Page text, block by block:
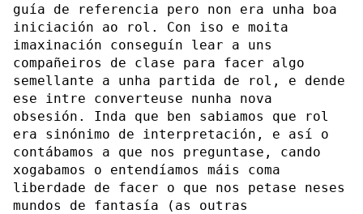
guía de referencia pero non era unha boa
iniciación ao rol. Con iso e moita
imaxinación conseguín lear a uns
compañeiros de clase para facer algo
semellante a unha partida de rol, e dende
ese intre converteuse nunha nova
obsesión. Inda que ben sabiamos que rol
era sinónimo de interpretación, e así o
contábamos a que nos preguntase, cando
xogabamos o entendíamos máis coma
liberdade de facer o que nos petase neses
mundos de fantasía (as outras